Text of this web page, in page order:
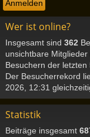
Wer ist online?
Insgesamt sind 362
unsichtbare
Besuchern der letzten
Der Besucherrekord
2026, 12:31
Statistik
Beiträge insgesamt